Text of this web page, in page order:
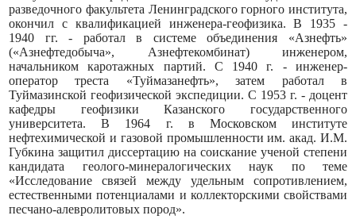
разведочного факультета Ленинградского горного института,
окончил с квалификацией инженера-геофизика. В 1935 -
1940 гг. - работал в системе объединения «Азнефть»
(«Азнефтедобыча», Азнефтекомбинат) инженером,
начальником каротажных партий. С 1940 г. - инженер-
оператор треста «Туймазанефть», затем работал в
Туймазинской геофизической экспедиции. С 1953 г. - доцент
кафедры геофизики Казанского государственного
университета. В 1964 г. в Московском институте
нефтехимической и газовой промышленности им. акад. И.М.
Губкина защитил диссертацию на соискание ученой степени
кандидата геолого-минералогических наук по теме
«Исследование связей между удельным сопротивлением,
естественными потенциалами и коллекторскими свойствами
песчано-алевролитовых пород».